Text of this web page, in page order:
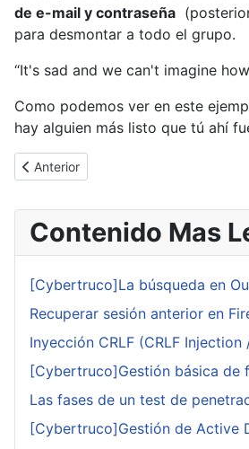
de e-mail y contraseña
para desmontar a todo el grupo.
“It's sad and we can't imagine
Como podemos ver en este
hay alguien más listo que tú ahí
Artículo anterior: Duqu sigue
Anterior
Contenido Mas
[Cybertruco]La búsqueda en
Recuperar sesión anterior en
Inyección CRLF (CRLF
[Cybertruco]Gestión básica de
Las fases de un test de
[Cybertruco]Gestión de Active